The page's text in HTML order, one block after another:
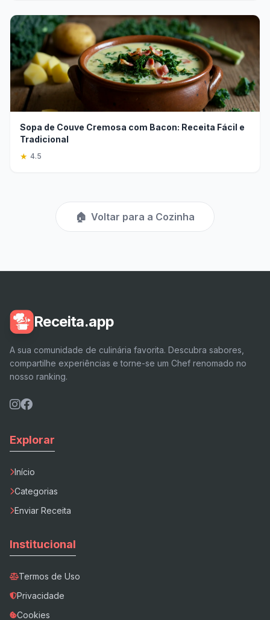
Sopa de Couve Cremosa com Bacon: Receita Fácil e
Tradicional
★ 4.5
🏠 Voltar para a Cozinha
Receita.app
A sua comunidade de culinária favorita. Descubra sabores,
compartilhe experiências e torne-se um Chef renomado no
nosso ranking.
Explorar
Início
Categorias
Enviar Receita
Institucional
Termos de Uso
Privacidade
Cookies